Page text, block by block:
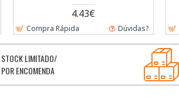
4.43€
Compra Rápida Dúvidas?
STOCK LIMITADO/
POR ENCOMENDA